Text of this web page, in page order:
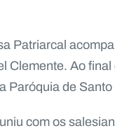
Patriarcal
Ao
Paróquia de
com os